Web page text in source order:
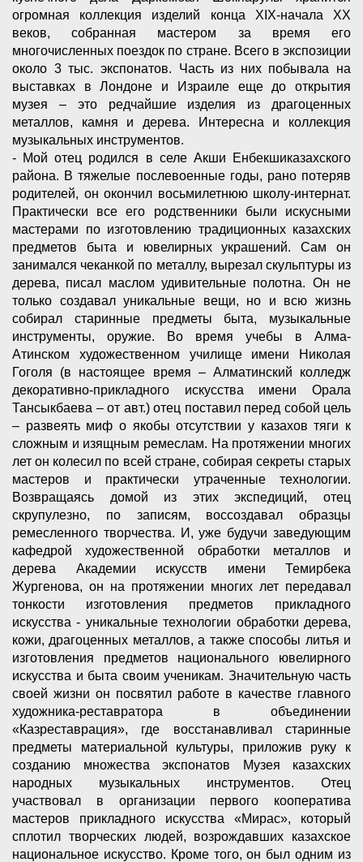
огромная коллекция изделий конца XIX-начала XX
веков, собранная мастером за время его
многочисленных поездок по стране. Всего в экспозиции
около 3 тыс. экспонатов. Часть из них побывала на
выставках в Лондоне и Израиле еще до открытия
музея – это редчайшие изделия из драгоценных
металлов, камня и дерева. Интересна и коллекция
музыкальных инструментов.
- Мой отец родился в селе Акши Енбекшиказахского
района. В тяжелые послевоенные годы, рано потеряв
родителей, он окончил восьмилетнюю школу-интернат.
Практически все его родственники были искусными
мастерами по изготовлению традиционных казахских
предметов быта и ювелирных украшений. Сам он
занимался чеканкой по металлу, вырезал скульптуры из
дерева, писал маслом удивительные полотна. Он не
только создавал уникальные вещи, но и всю жизнь
собирал старинные предметы быта, музыкальные
инструменты, оружие. Во время учебы в Алма-
Атинском художественном училище имени Николая
Гоголя (в настоящее время – Алматинский колледж
декоративно-прикладного искусства имени Орала
Тансыкбаева – от авт.) отец поставил перед собой цель
– развеять миф о якобы отсутствии у казахов тяги к
сложным и изящным ремеслам. На протяжении многих
лет он колесил по всей стране, собирая секреты старых
мастеров и практически утраченные технологии.
Возвращаясь домой из этих экспедиций, отец
скрупулезно, по записям, воссоздавал образцы
ремесленного творчества. И, уже будучи заведующим
кафедрой художественной обработки металлов и
дерева Академии искусств имени Темирбека
Жургенова, он на протяжении многих лет передавал
тонкости изготовления предметов прикладного
искусства - уникальные технологии обработки дерева,
кожи, драгоценных металлов, а также способы литья и
изготовления предметов национального ювелирного
искусства и быта своим ученикам. Значительную часть
своей жизни он посвятил работе в качестве главного
художника-реставратора в объединении
«Казреставрация», где восстанавливал старинные
предметы материальной культуры, приложив руку к
созданию множества экспонатов Музея казахских
народных музыкальных инструментов. Отец
участвовал в организации первого кооператива
мастеров прикладного искусства «Мирас», который
сплотил творческих людей, возрождавших казахское
национальное искусство. Кроме того, он был одним из